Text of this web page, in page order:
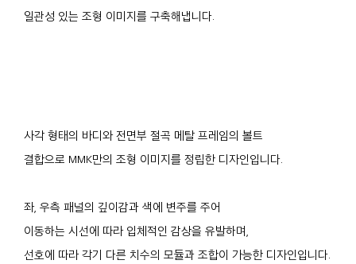
일관성 있는 조형 이미지를 구축해냅니다.
사각 형태의 바디와 전면부 절곡 메탈 프레임의 볼트
결합으로 MMK만의 조형 이미지를 정립한 디자인입니다.
좌, 우측 패널의 깊이감과 색에 변주를 주어
이동하는 시선에 따라 입체적인 감상을 유발하며,
선호에 따라 각기 다른 치수의 모듈과 조합이 가능한 디자인입니다.